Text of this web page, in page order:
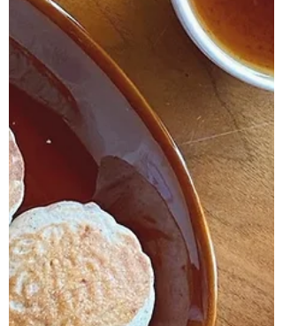
farce, servie la plupart du temps dans une
décoction sucrée. Une farce très
répandue est celle aux graines de sésame
noir… C’est divin. On croque une boule
élastique et on découvre une farce souple
mais croqu